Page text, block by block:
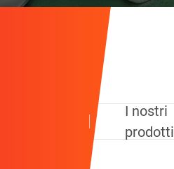
I nostri
prodotti